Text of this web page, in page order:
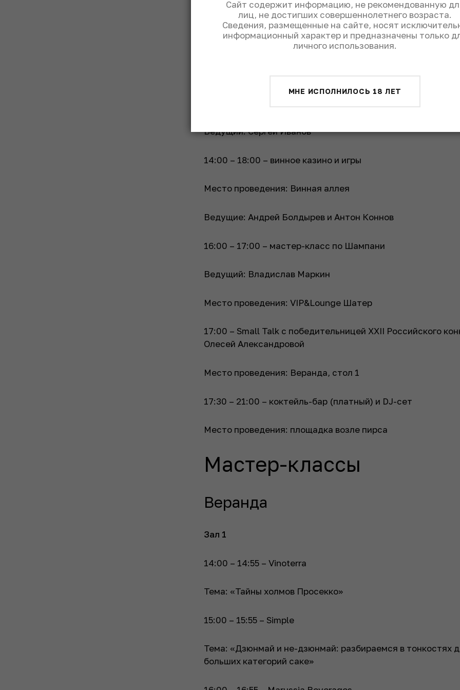
14:00 – 18:00 – мастер-классы
Место проведения: площадки Веранда и Шатер
14:00 – 16:00 – розыгрыш подарков от партнеров
Ведущий: Сергей Иванов
14:00 – 18:00 – винное казино и игры
Место проведения: Винная аллея
Ведущие: Андрей Болдырев и Антон Коннов
16:00 – 17:00 – мастер-класс по Шампани
Ведущий: Владислав Маркин
Место проведения: VIP&Lounge Шатер
17:00 – Small Talk с победительницей XXII Российского
Олесей Александровой
Место проведения: Веранда, стол 1
17:30 – 21:00 – коктейль-бар (платный) и DJ-сет
Место проведения: площадка возле пирса
Мастер-классы
Веранда
Зал 1
14:00 – 14:55 – Vinoterra
Тема: «Тайны холмов Просекко»
15:00 – 15:55 – Simple
Тема: «Дзюнмай и не-дзюнмай: разбираемся в тонкостях
больших категорий саке»
Сайт содержит информацию, не рекомендованную
лиц, не достигших совершеннолетнего возраста.
Сведения, размещенные на сайте, носят
информационный характер и предназначены только
личного использования.
МНЕ ИСПОЛНИЛОСЬ 18 ЛЕТ